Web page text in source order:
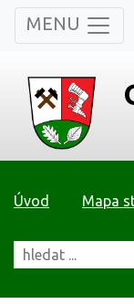
MENU
Úvod Mapa